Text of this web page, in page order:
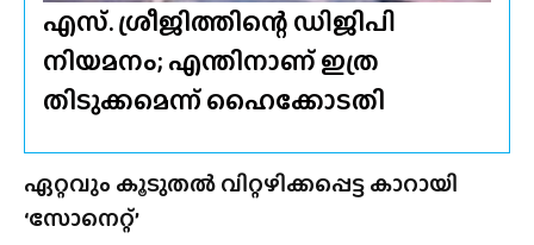
എസ്. ശ്രീജിത്തിന്റെ ഡിജിപി
നിയമനം; എന്തിനാണ് ഇത്ര
തിടുക്കമെന്ന് ഹൈക്കോടതി
ഏറ്റവും കൂടുതൽ വിറ്റഴിക്കപ്പെട്ട കാറായി
‘സോനെറ്റ്’